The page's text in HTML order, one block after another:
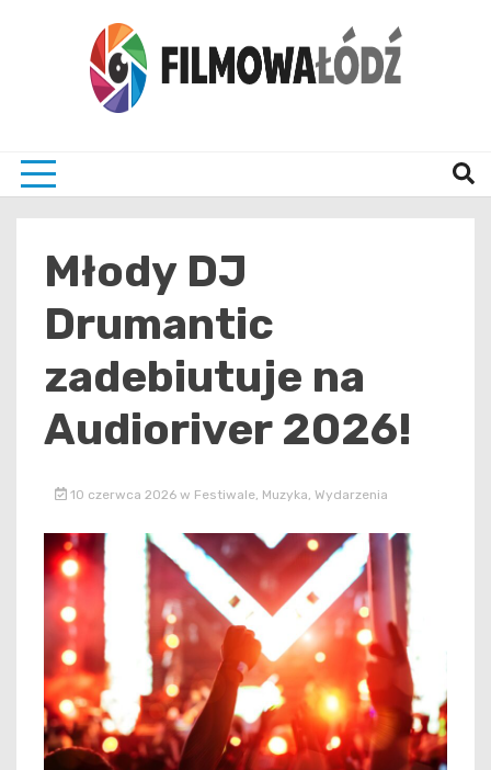
Młody DJ
Drumantic
zadebiutuje na
Audioriver 2026!
10 czerwca 2026 w Festiwale, Muzyka Wydarzenia